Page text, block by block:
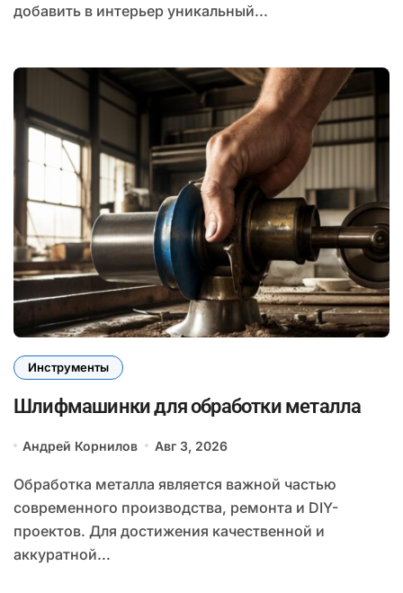
добавить в интерьер уникальный...
Инструменты
Шлифмашинки для обработки металла
Андрей Корнилов Авг 3, 2026
Обработка металла является важной частью
современного производства, ремонта и DIY-
проектов. Для достижения качественной и
аккуратной...